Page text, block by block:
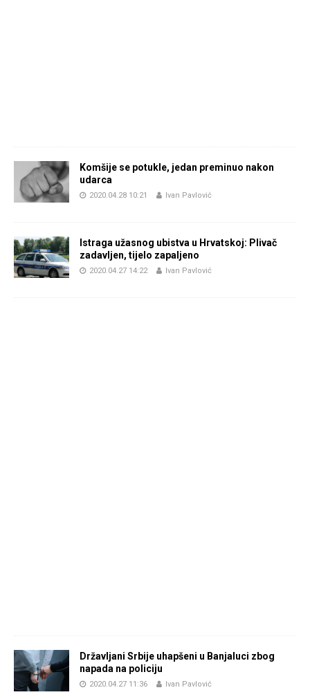
Komšije se potukle, jedan preminuo nakon
udarca
2020.04.28 10:21 Ivan Pavlović
Istraga užasnog ubistva u Hrvatskoj: Plivač
zadavljen, tijelo zapaljeno
2020.04.27 14:22 Ivan Pavlović
Državljani Srbije uhapšeni u Banjaluci zbog
napada na policiju
2020.04.27 11:36 Ivan Pavlović